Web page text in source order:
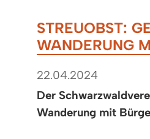
STREUOBST:
WANDERUNG
22.04.2024
Der
Wanderung mit